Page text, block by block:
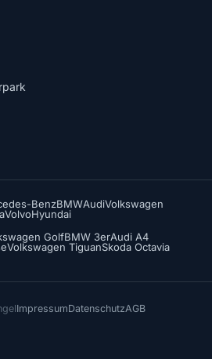
BenzBMWAudiVolkswagen
VolvoHyundai
GolfBMW 3erAudi A4
Volkswagen TiguanSkoda Octavia
ImpressumDatenschutzAGB